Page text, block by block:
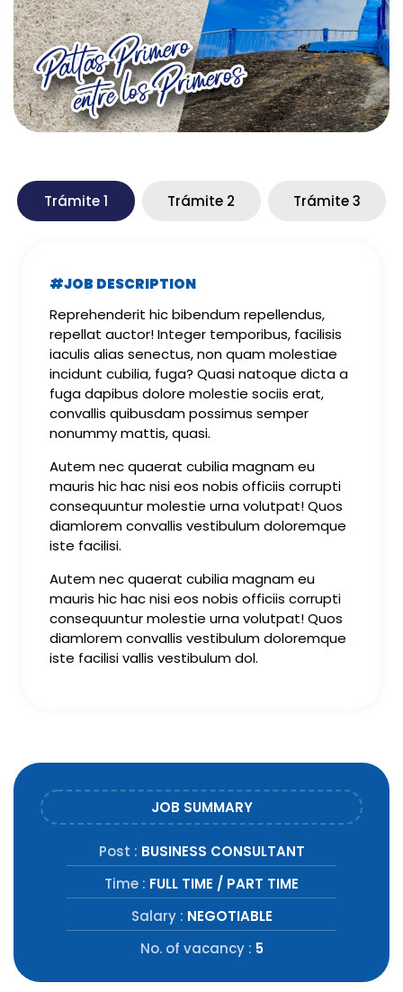
Trámite 1 Trámite 2 Trámite 3
#JOB DESCRIPTION
Reprehenderit hic bibendum repellendus,
repellat auctor! Integer temporibus, facilisis
iaculis alias senectus, non quam molestiae
incidunt cubilia, fuga? Quasi natoque dicta a
fuga dapibus dolore molestie sociis erat,
convallis quibusdam possimus semper
nonummy mattis, quasi.
Autem nec quaerat cubilia magnam eu
mauris hic hac nisi eos nobis officiis corrupti
consequuntur molestie urna volutpat! Quos
diamlorem convallis vestibulum doloremque
iste facilisi.
Autem nec quaerat cubilia magnam eu
mauris hic hac nisi eos nobis officiis corrupti
consequuntur molestie urna volutpat! Quos
diamlorem convallis vestibulum doloremque
iste facilisi vallis vestibulum dol.
JOB SUMMARY
Post : BUSINESS CONSULTANT
Time : FULL TIME / PART TIME
Salary : NEGOTIABLE
No. of vacancy : 5